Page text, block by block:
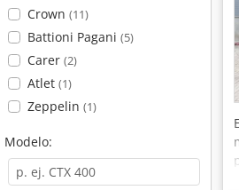
Crown (11)
Battioni Pagani (5)
Carer (2)
Atlet (1)
Zeppelin (1)
Modelo: